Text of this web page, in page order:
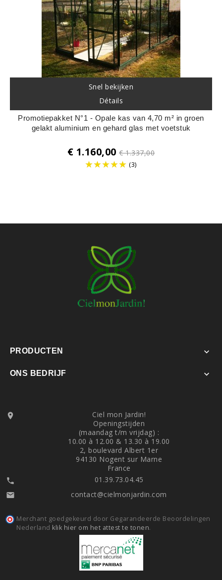
Snel bekijken
Détails
Promotiepakket N°1 - Opale kas van 4,70 m² in groen
gelakt aluminium en gehard glas met voetstuk
€ 1.160,00 Normale
prijs
€ 1.337,00
(3)
PRODUCTEN 
ONS BEDRIJF 

Ciel mon Jardin!
Openingstijden
(maandag t/m vrijdag) :
10.00 à 12.00 & 13.30 à 19.00
2, boulevard Albert 1er
94130 Nogent sur Marne
France
 01.39.73.04.45
 contact@cielmonjardin.com
Merchant goedgekeurd door Gegarandeerde Beoordelingen
Nederland klik hier om het attest te tonen.